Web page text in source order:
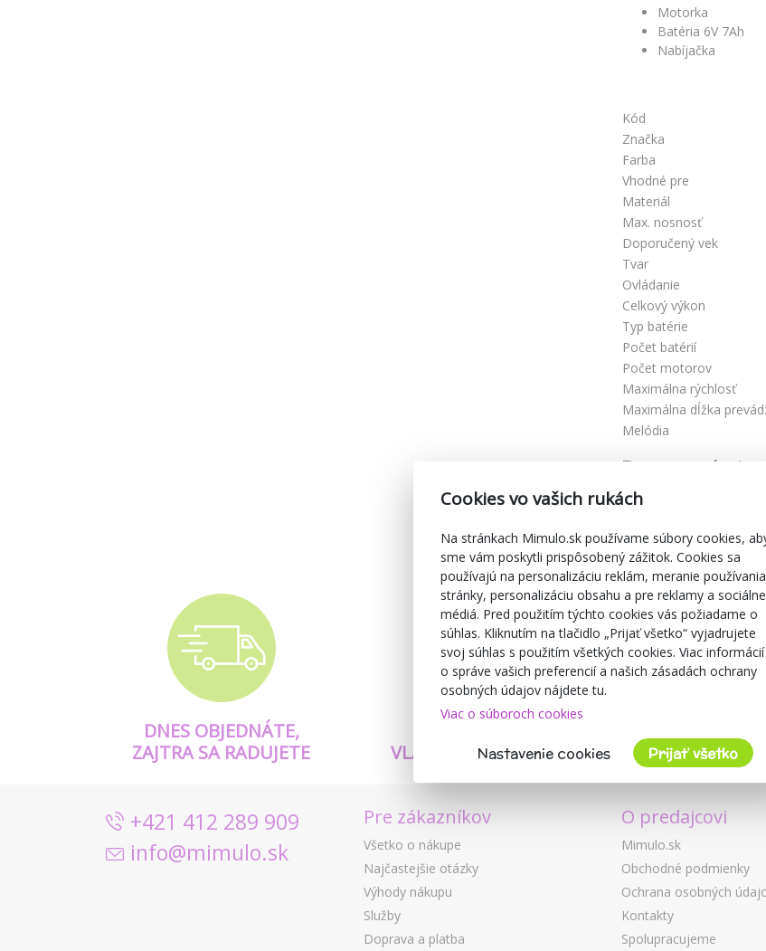
Motorka
Batéria 6V 7Ah
Nabíjačka
Kód
Značka
Farba
Vhodné pre
Materiál
Max. nosnosť
Doporučený vek
Tvar
Ovládanie
Celkový výkon
Typ batérie
Počet batérií
Počet motorov
Maximálna rýchlosť
Maximálna dĺžka
Melódia
Dostupné aj
DNES OBJEDNÁTE,
ZAJTRA SA RADUJETE
VLASTNÉ PRODUKTY
A
+421 412 289 909
info@mimulo.sk
Pre zákazníkov
Všetko o nákupe
Najčastejšie otázky
Výhody nákupu
Služby
Doprava a platba
O predajcovi
Mimulo.sk
Obchodné podmienky
Ochrana osobných
Kontakty
Spolupracujeme
Cookies vo vašich rukách
Na stránkach Mimulo.sk používame súbory cookies,
sme vám poskytli prispôsobený zážitok. Cookies sa
používajú na personalizáciu reklám, meranie používania
stránky, personalizáciu obsahu a pre reklamy a sociálne
médiá. Pred použitím týchto cookies vás požiadame o
súhlas. Kliknutím na tlačidlo „Prijať všetko“ vyjadrujete
svoj súhlas s použitím všetkých cookies. Viac informácií
o správe vašich preferencií a našich zásadách ochrany
osobných údajov nájdete tu.
Viac o súboroch cookies
Nastavenie cookies Prijať všetko